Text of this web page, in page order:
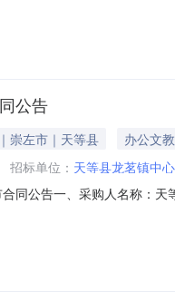
计划信息：序号采购计划文
公告
崇左市｜天等县
办公文教
招标单位： 天等县龙茗镇中
同公告一、采购人名称：
兄弟DCP-